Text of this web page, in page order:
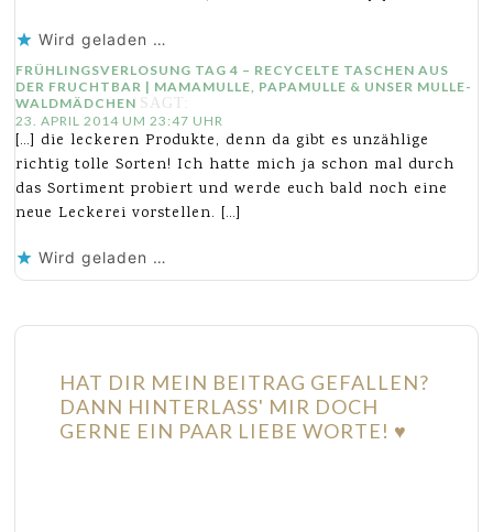
Wird geladen …
FRÜHLINGSVERLOSUNG TAG 4 – RECYCELTE TASCHEN AUS
DER FRUCHTBAR | MAMAMULLE, PAPAMULLE & UNSER MULLE-
WALDMÄDCHEN SAGT:
23. APRIL 2014 UM 23:47 UHR
[…] die leckeren Produkte, denn da gibt es unzählige
richtig tolle Sorten! Ich hatte mich ja schon mal durch
das Sortiment probiert und werde euch bald noch eine
neue Leckerei vorstellen. […]
Wird geladen …
HAT DIR MEIN BEITRAG GEFALLEN?
DANN HINTERLASS' MIR DOCH
GERNE EIN PAAR LIEBE WORTE! ♥